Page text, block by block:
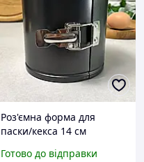
Роз'ємна форма для
паски/кекса 14 см
Готово до відправки